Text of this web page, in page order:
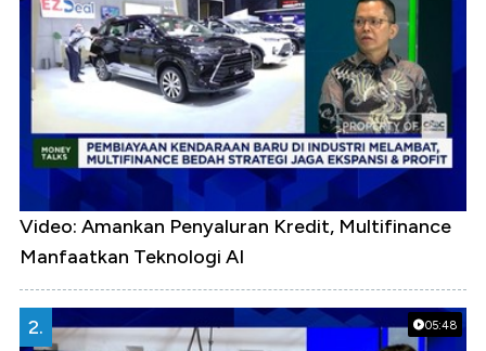
Video: Amankan Penyaluran Kredit, Multifinance
Manfaatkan Teknologi AI
05:48
2.